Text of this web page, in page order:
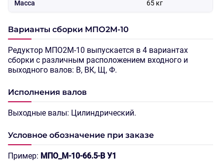
Масса 65 кг
Варианты сборки МПО2М-10
Редуктор МПО2М-10 выпускается в 4 вариантах
сборки с различным расположением входного и
выходного валов: В, ВК, Щ, Ф.
Исполнения валов
Выходные валы: Цилиндрический.
Условное обозначение при заказе
Пример: МПО_М-10-66.5-В У1